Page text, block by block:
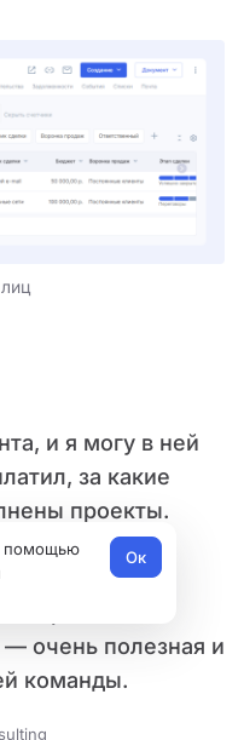
помощью
Ок
и я могу в ней
за какие
проекты.
много
разные
в рамках
— очень полезная и
команды.